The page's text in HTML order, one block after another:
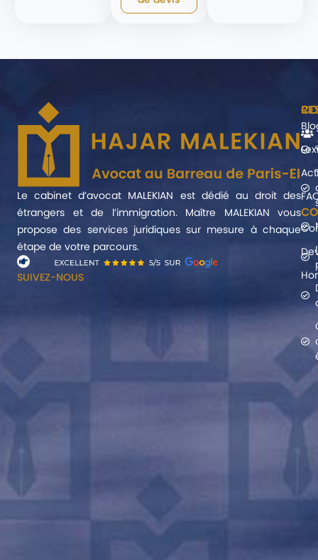
Le cabinet d’avocat MALEKIAN est dédié au droit des
étrangers et de l’immigration. Maître MALEKIAN vous
propose des services juridiques sur mesure à chaque
étape de votre parcours.
SUIVEZ-NOUS